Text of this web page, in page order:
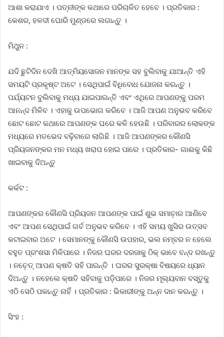
ଆଶା କରାଯାଏ । ପତ୍ନୀଙ୍କ କଥାରେ ପରିଚାଳିତ ହେବେ । ପ୍ରତିକାର :
କେଶର, ହଳଦୀ ଘୋରି ମୁଣ୍ଡରେ ଲଗାନ୍ତୁ ।
ମିଥୁନ :
ଯଦି ଛୁଟିଦିନ ଦେଖି ଆତ୍ମିୟସୋଜନ ମାନଙ୍କ ସହ ବୁଲିବାକୁ ଯାଆନ୍ତି ଏହି
ସମୟଟି ପ୍ରକୃଷ୍ଟ ଅଟେ । ସେଥିପାଇଁ ବିଧିବୋଧ ଯୋଜନା କରନ୍ତୁ ।
ପର୍ଯ୍ୟଟନ ବୁଲିବାକୁ ମଧ୍ୟ ଯାଇପାରନ୍ତି ଏବଂ ଏଥିରେ ଆପଣଙ୍କୁ ପରମ
ଆନନ୍ଦ ମିଳିବ । ଏହାକୁ ଉପଭୋଗ କରିବେ । ଆଜି ଆପଣ ଅନୁଭବ କରିବେ
ଛୋଟ ଛୋଟ କଥାରେ ଆପଣଙ୍କ ଘରେ କଳି ହେଉଛି । ପରିବାରର ଲୋକଙ୍କ
ମଧ୍ୟରେ ମତଭେଦ ବଢ଼ିବାରେ ଲାଗିଛି । ଆଜି ଆପଣଙ୍କର କୌଣସି
ପ୍ରିୟଜନଙ୍କର ମନ ମଧ୍ୟ ଖରାପ ହୋଇ ପାରେ । ପ୍ରତିକାର- ଗାଈକୁ କିଛି
ଖାଇବାକୁ ଦିଅନ୍ତୁ
କର୍କଟ :
ଆପଣଙ୍କର କୌଣସି ପ୍ରିୟଜନ ଆପଣଙ୍କ ପାଇଁ ଶୁଭ ସମାଚ଼ାର ଆଣିବେ
ଏବଂ ଆପଣ ସେଥିପାଇଁ ଗର୍ବ ଅନୁଭବ କରିବେ । ଏହି ସମୟ ଖୁସିର ଉତ୍ସବ
କଟାଇବାର ଅଟେ । ସେମାନଙ୍କୁ କୌଣସି ଉପହାର, ଭଲ ନମ୍ବର ନ ହେଲେ
ବହୁତ ପ୍ରଂଶସା ମିଳିପାରେ । ନିଜର ଘରର ଦରଜାକୁ ଠିକ୍ ଭାବେ ବନ୍ଦ ରଖନ୍ତୁ
। ନଚ଼େତ୍ ଆପଣ କ୍ଷତି ସହି ପାରନ୍ତି । ଘରର ସୁରକ୍ଷା ବିଷୟରେ ଧ୍ୟାନ
ଦିଅନ୍ତୁ । ନହେଲେ କ୍ଷତି ସହିବାକୁ ପଡ଼ିପାରେ । ନିଜର ମୂଲ୍ୟବାନ ବସ୍ତୁକୁ
ଏଠି ସେଠି ପକାନ୍ତୁ ନାହିଁ । ପ୍ରତିକାର : ଭିକାରୀଙ୍କୁ ଅନ୍ନ ଦାନ କରନ୍ତୁ ।
ସିଂହ :